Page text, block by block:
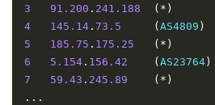
3
91.200 . 241.188 (*)
4
145.14 . 73.5 ( AS4809 )
5
185.75 . 175.25 (*)
6
5.154 . 156.42 ( AS23764 )
7
59.43 . 245.89 (*)
...